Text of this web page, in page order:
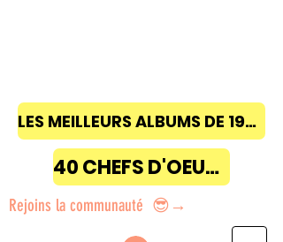
LES MEILLEURS ALBUMS DE 1968 à 2018
40 CHEFS D'OEUVRE
Rejoins la communauté 😎→